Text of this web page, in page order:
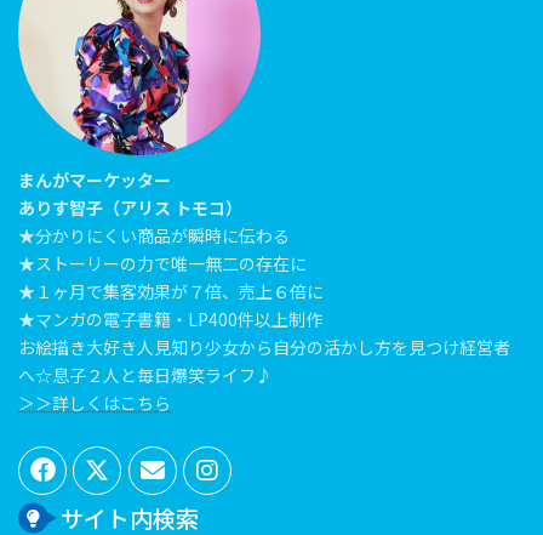
まんがマーケッター
ありす智子（アリス トモコ）
★分かりにくい商品が瞬時に伝わる
★ストーリーの力で唯一無二の存在に
★１ヶ月で集客効果が７倍、売上６倍に
★マンガの電子書籍・LP400件以上制作
お絵描き大好き人見知り少女から自分の活かし方を見つけ経営者
へ☆息子２人と毎日爆笑ライフ♪
＞＞詳しくはこちら
サイト内検索